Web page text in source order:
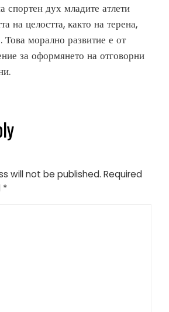
спортен дух младите атлети
на целостта, както на терена,
Това морално развитие е от
за оформянето на отговорни
will not be published. Required
*